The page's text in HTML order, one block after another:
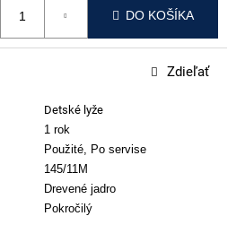
DO KOŠÍKA
Detské lyže
1 rok
Použité, Po servise
145/11M
Drevené jadro
Pokročilý
Zdieľať